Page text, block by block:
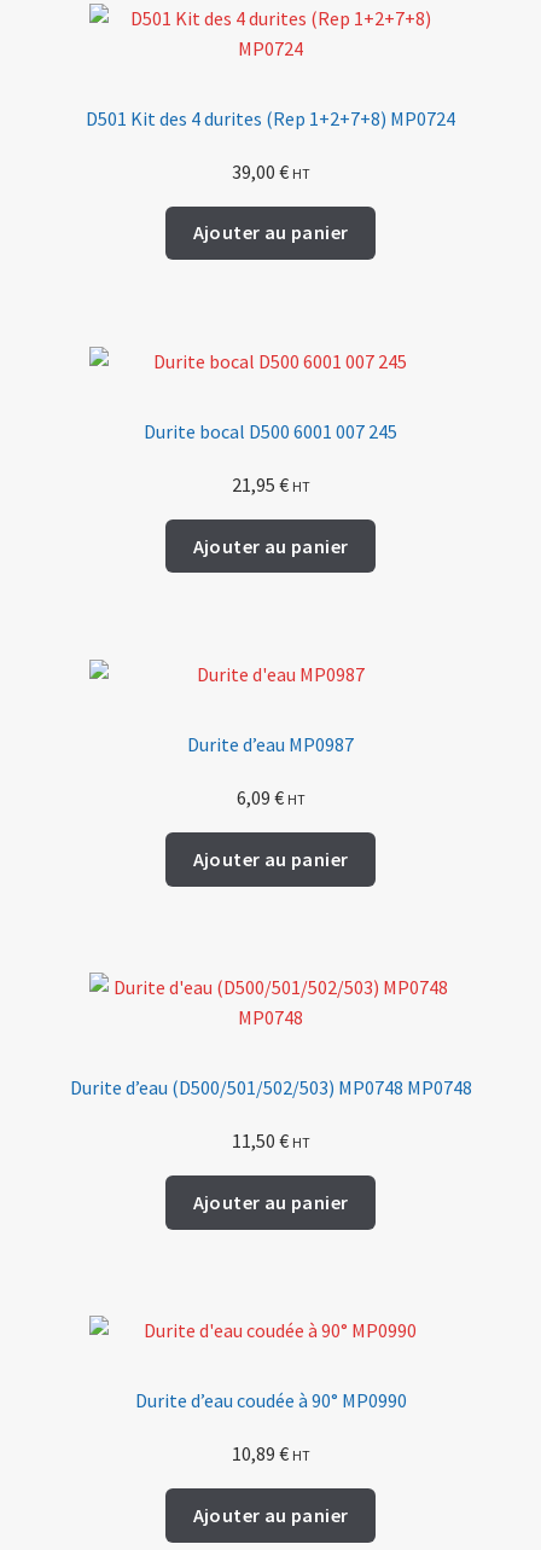
D501 Kit des 4 durites (Rep 1+2+7+8) MP0724
39,00 € HT
Ajouter au panier
Durite bocal D500 6001 007 245
21,95 € HT
Ajouter au panier
Durite d’eau MP0987
6,09 € HT
Ajouter au panier
Durite d’eau (D500/501/502/503) MP0748 MP0748
11,50 € HT
Ajouter au panier
Durite d’eau coudée à 90° MP0990
10,89 € HT
Ajouter au panier